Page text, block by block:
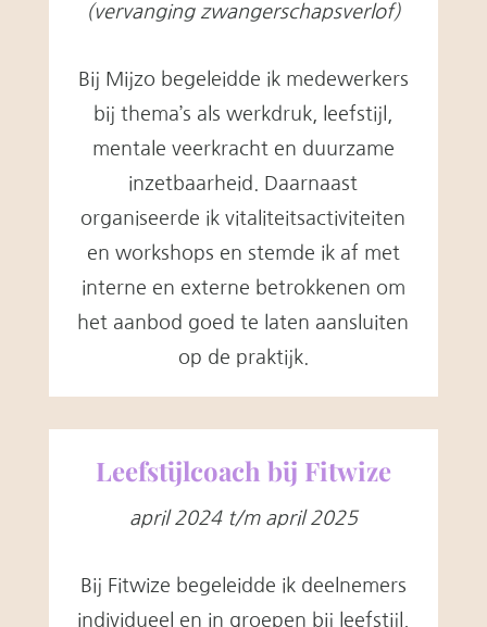
(vervanging zwangerschapsverlof)
Bij Mijzo begeleidde ik medewerkers
bij thema’s als werkdruk, leefstijl,
mentale veerkracht en duurzame
inzetbaarheid. Daarnaast
organiseerde ik vitaliteitsactiviteiten
en workshops en stemde ik af met
interne en externe betrokkenen om
het aanbod goed te laten aansluiten
op de praktijk.
Leefstijlcoach bij Fitwize
april 2024 t/m april 2025
Bij Fitwize begeleidde ik deelnemers
individueel en in groepen bij leefstijl,